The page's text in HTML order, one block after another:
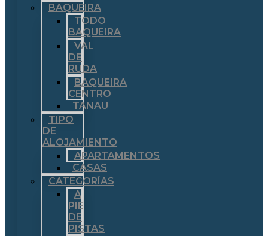
BAQUEIRA
TODO
BAQUEIRA
VAL
DE
RUDA
BAQUEIRA
CENTRO
TANAU
TIPO
DE
ALOJAMIENTO
APARTAMENTOS
CASAS
CATEGORÍAS
A
PIE
DE
PISTAS